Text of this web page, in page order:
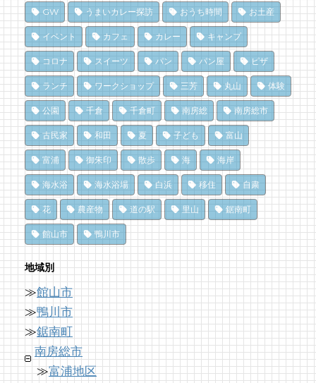
ャ)」
15 views|byMitchi3
乗馬初心者の私でも、海辺を楽しく散策でき
た！ 乗馬体験レポート
15 views | byなべたゆかり
ドライブ休憩にオススメ！「とみうら元気倶
楽部」でホッと一息♪
14 views|byフジイ ミツコ
南房総の海を食らう！天然ところてん専門店
「ところてん小屋 青木」
14 views |by原みりか
和田町仁我浦で、エコヴィレッジUMIKAZE
開拓中！
14 views|byあわみなこ
南房総・岩井にクラフトビール醸造所。体験
を届ける新たな拠点へ
12 views|byなべたゆかり
おさかなセンター【安房國テレビ】
84 views|byなべたゆかり
乗馬初心者の私でも、海辺を楽しく散策でき
た！ 乗馬体験レポート
75 views | byなべたゆかり
夏のごほうびにこだわりのかき氷を風菓堂で
75 views| by フジイ ミツコ
夏だ、クジラ到来。クジラに会いに和田町に
行こう！〈前編〉
69 views|byshouji naomi
ドライブ休憩にオススメ！「とみうら元気倶
楽部」でホッと一息♪
65 views|byフジイ ミツコ
南房総の海を食らう！天然ところてん専門店
「ところてん小屋 青木」
64 views|by原みりか
「ところてん小屋 青木」
10,866 views|by原みりか
南房総パン屋めぐり【3】石窯パン工房そろ
そろ（鴨川市）前編パン
10,837 views| by choco-love
南房総パン屋めぐり【１】
クリケット（鴨川市）
10,470 views|bychoco-love
冬でも楽しめる！沖ノ島の無人島探検！
10,163 views|by福美
洗濯は持ち帰らない！カフェ併設のコインラ
ンドリーで帰宅前に洗濯
8,896 views|byなべたゆかり
「房総の駅とみうら」で夕食を済ませて渋滞
を回避しよう！
8,764 views|byari-iku
GW うまいカレー探訪 おうち時間 お土産
イベント カフェ カレー キャンプ
コロナ スイーツ パン パン屋 ピザ
ランチ ワークショップ 三芳 丸山 体験
公園 千倉 千倉町 南房総 南房総市
古民家 和田 夏 子ども 富山
富浦 御朱印 散歩 海 海岸
海水浴 海水浴場 白浜 移住 自粛
花 農産物 道の駅 里山 鋸南町
館山市 鴨川市
地域別
≫館山市
≫鴨川市
≫鋸南町
南房総市
≫富浦地区